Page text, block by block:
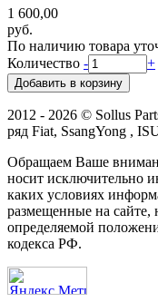
1 600,00
руб.
По наличию товара
Количество - +
2012 - 2026 © Sollus
ряд Fiat, SsangYong ,
Обращаем Ваше
носит исключительно
каких условиях
размещенные на сайте,
определяемой
кодекса РФ.